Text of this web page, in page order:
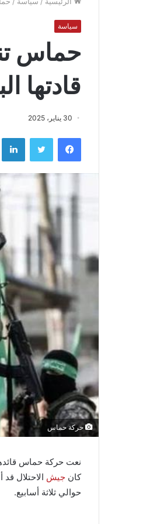
سياسة
حماس
قادتها
30 يناير، 2025
فيسبوك تويتر
حركة حماس
نعت حركة حماس
كان جيش الاحتلال
حوالي ثلاثة أسابيع.